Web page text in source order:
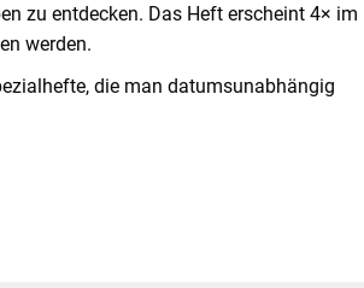
zu entdecken. Das Heft erscheint 4× im
werden.
die man datumsunabhängig